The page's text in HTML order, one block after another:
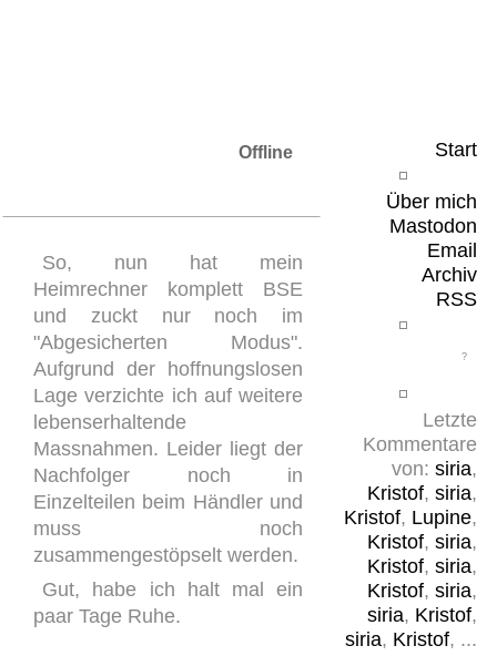
Start
Über mich
Mastodon
Email
Archiv
RSS
Letzte
Kommentare
von: siria,
Kristof, siria,
Kristof, Lupine,
Kristof, siria,
Kristof, siria,
Kristof, siria,
siria, Kristof,
siria, Kristof, ...
Offline
So, nun hat mein
Heimrechner komplett BSE
und zuckt nur noch im
"Abgesicherten Modus".
Aufgrund der hoffnungslosen
Lage verzichte ich auf weitere
lebenserhaltende
Massnahmen. Leider liegt der
Nachfolger noch in
Einzelteilen beim Händler und
muss noch
zusammengestöpselt werden.
Gut, habe ich halt mal ein
paar Tage Ruhe.